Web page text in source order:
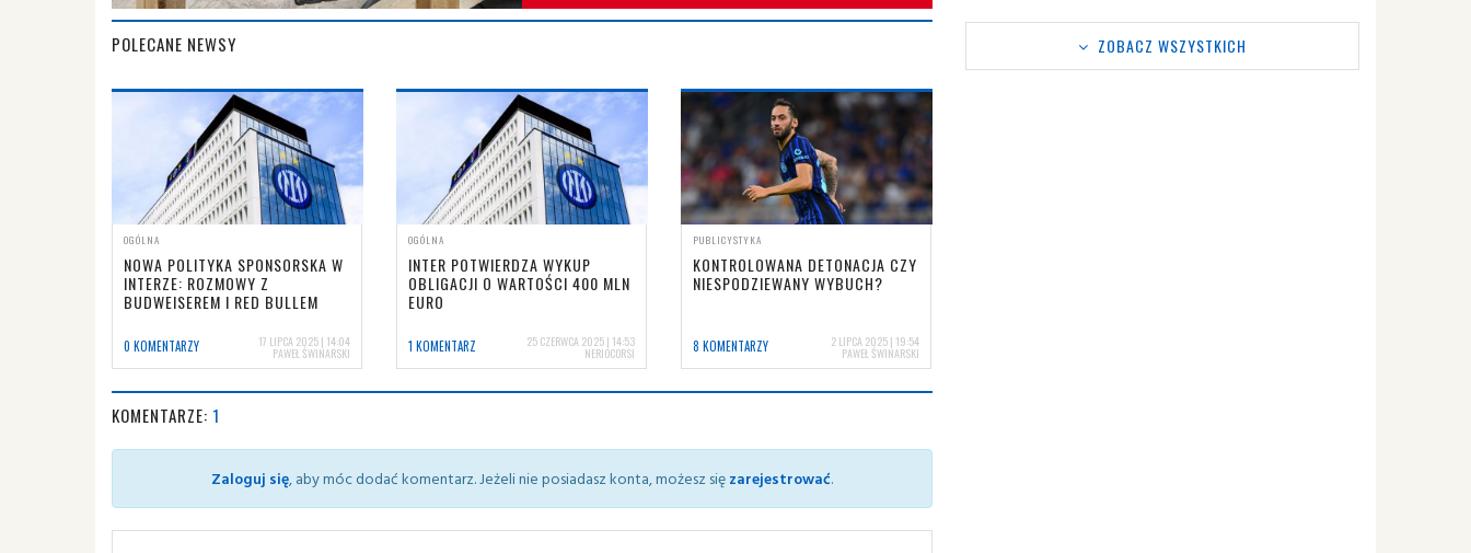
POLECANE NEWSY
OGÓLNA
NOWA POLITYKA SPONSORSKA W
INTERZE: ROZMOWY Z
BUDWEISEREM I RED BULLEM
0 KOMENTARZY 17 LIPCA 2025 | 14:04
PAWEŁ ŚWINARSKI
OGÓLNA
INTER POTWIERDZA WYKUP
OBLIGACJI O WARTOŚCI 400 MLN
EURO
1 KOMENTARZ 25 CZERWCA 2025 | 14:53
NERIOCORSI
PUBLICYSTYKA
KONTROLOWANA DETONACJA CZY
NIESPODZIEWANY WYBUCH?
8 KOMENTARZY 2 LIPCA 2025 | 19:54
PAWEŁ ŚWINARSKI
KOMENTARZE: 1
Zaloguj się, aby móc dodać komentarz. Jeżeli nie posiadasz konta, możesz sięzarejestrować.
ZOBACZ WSZYSTKICH